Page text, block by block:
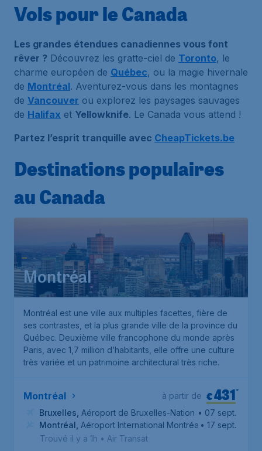
Vols pour le Canada
Les grandes étendues canadiennes vous font
rêver ? Découvrez les gratte-ciel de Toronto, le
charme européen de Québec, ou la magie hivernale
de Montréal. Aventurez-vous dans les montagnes
de Vancouver ou explorez les paysages sauvages
de Halifax et Yellowknife. Le Canada vous attend !
Partez l’esprit tranquille avec CheapTickets.be
Destinations populaires
au Canada
Montréal
Montréal est une ville aux multiples facettes, fière de
ses contrastes, et la plus grande ville de la province du
Québec. Deuxième ville francophone du monde après
Paris, avec 1,7 million d’habitants, elle offre une culture
très variée et un patrimoine architectural très riche.
Montréal €431*
à partir de
Bruxelles Aéroport de Bruxelles-National• 07 sept.
Montréal Aéroport International Montréal-Trudeau
• 17 sept.
Trouvé il y a 1h • Air Transat